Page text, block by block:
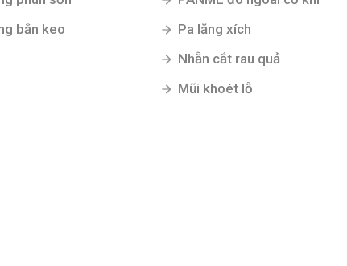
bắn keo
Pa lăng xích
Nhẵn cắt rau quả
Mũi khoét lỗ